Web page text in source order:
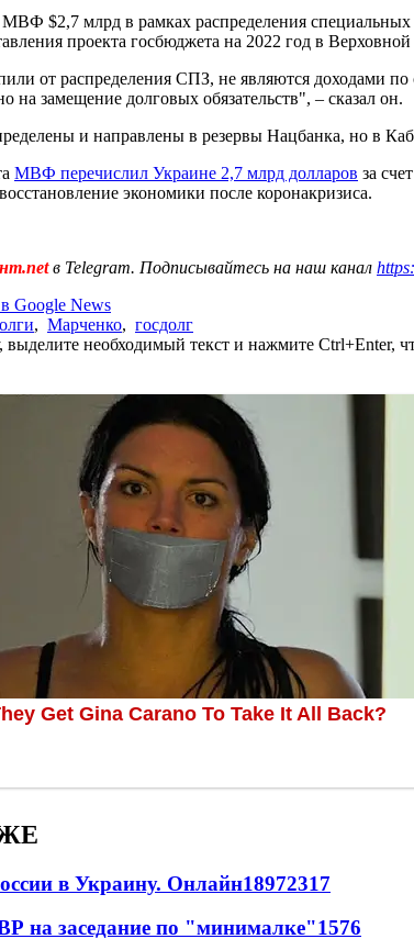
$2,7 млрд в рамках распределения
проекта госбюджета на 2022 год в
от распределения СПЗ, не являются доходами
на замещение долговых обязательств", – сказал он.
и направлены в резервы Нацбанка, но в
МВФ перечислил Украине 2,7 млрд долларов за
экономики после коронакризиса.
в Telegram. Подписывайтесь на наш канал
Google News
, Марченко, госдолг
необходимый текст и нажмите Ctrl+Enter,
в Украину. Онлайн18972317
на заседание по "минималке"1576